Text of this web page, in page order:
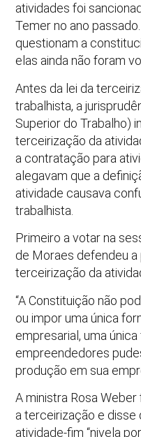
atividades foi
Temer no ano
questionam a
elas ainda não foram
Antes da lei da
trabalhista, a
Superior do Trabalho)
terceirização da
a contratação para
alegavam que a
atividade causava
trabalhista.
Primeiro a votar na
de Moraes defendeu a
terceirização da
“A Constituição não
ou impor uma única
empresarial, uma
empreendedores
produção em sua
A ministra Rosa
a terceirização e disse
atividade-fim “nivela